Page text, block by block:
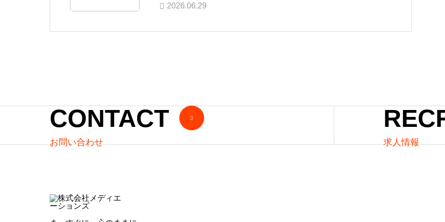
2026.06.29
CONTACT
お問い合わせ 求人情報